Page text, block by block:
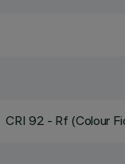
CRI 92 - Rf (Colour